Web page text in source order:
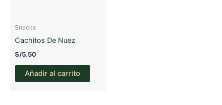
Snacks
Cachitos De Nuez
S/5.50
Añadir al carrito